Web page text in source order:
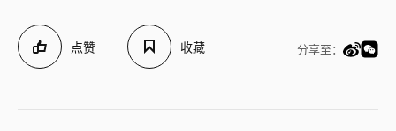
点赞 收藏 分享至：